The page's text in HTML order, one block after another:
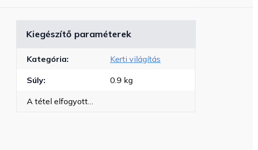
Kiegészítő paraméterek
Kategória: Kerti világítás
Súly: 0.9 kg
A tétel elfogyott…